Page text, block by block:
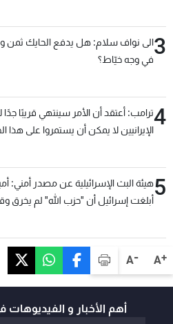
A+
A-
3الى نواف سلام: هل يدفع الحايك ثمن
في وجه خيّاط؟
4ترامب: أعتقد أن الأمر سينتهي قريبًا جدًا
الإيرانيين لا يمكن أن يستمروا على هذا
5هيئة البث الإسرائيلية عن مصدر أمني:
أبلغت إسرائيل أن "حزب الله" لم يخرق
أهم الأخبار و الفيديوهات